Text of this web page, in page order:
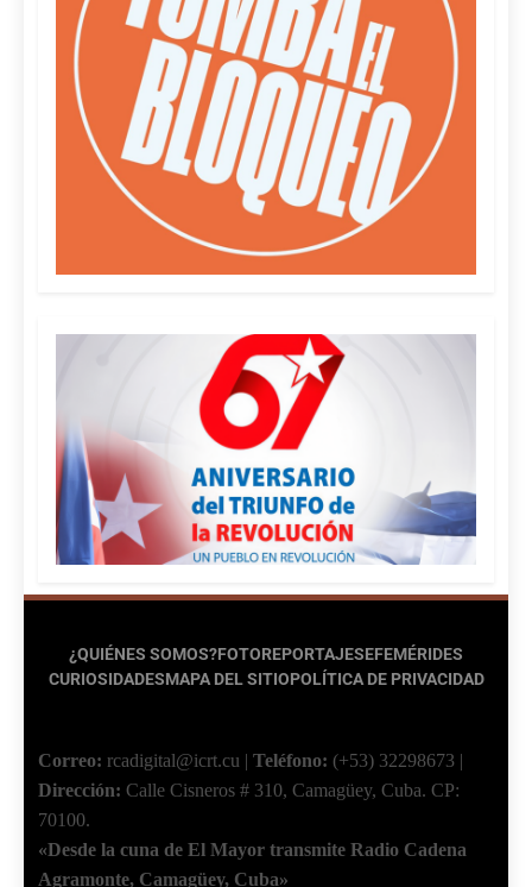
¿QUIÉNES SOMOS?FOTOREPORTAJESEFEMÉRIDES
CURIOSIDADESMAPA DEL SITIOPOLÍTICA DE PRIVACIDAD
Correo: rcadigital@icrt.cu | Teléfono: (+53) 32298673 |
Dirección: Calle Cisneros # 310, Camagüey, Cuba. CP:
70100.
«Desde la cuna de El Mayor transmite Radio Cadena
Agramonte, Camagüey, Cuba»